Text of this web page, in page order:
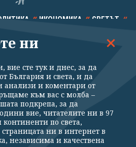
ИКОНОМИКА СВЕТЪТ
ТЕХНОЛОГИИ КАЛЕЙДОСКОП
Политика за поверителност
Контакти
За Клуб Z
ни
вие сте тук и днес, за да
България и света, и да
анализи и коментари от
към вас с молба –
подкрепа, за да
вие, читателите ни в 97
по света,
ни в интернет в
независима и качествена